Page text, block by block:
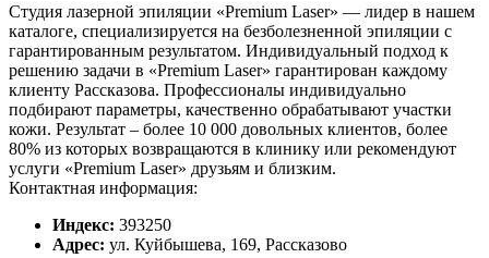
Студия лазерной эпиляции «Premium Laser» — лидер в нашем
каталоге, специализируется на безболезненной эпиляции с
гарантированным результатом. Индивидуальный подход к
решению задачи в «Premium Laser» гарантирован каждому
клиенту Рассказова. Профессионалы индивидуально
подбирают параметры, качественно обрабатывают участки
кожи. Результат – более 10 000 довольных клиентов, более
80% из которых возвращаются в клинику или рекомендуют
услуги «Premium Laser» друзьям и близким.
Контактная информация:
Индекс: 393250
Адрес: ул. Куйбышева, 169, Рассказово